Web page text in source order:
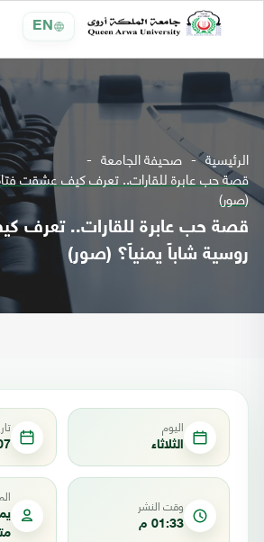
EN
الرئيسية صحيفة الجامعة
قصة حب عابرة للقارات.. تعرف كيف عشقت
(صور)
قصة حب عابرة للقارات.. تعرف
روسية شاباً يمنياً؟ (صور)
اليوم
الثلاثاء 07
وقت النشر
01:33 م